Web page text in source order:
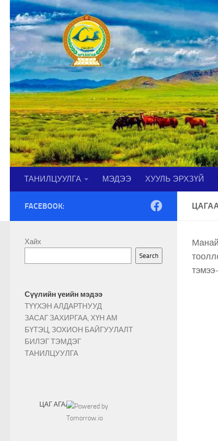
Skip to content
ТАНИЛЦУУЛГА МЭДЭЭ ХУУЛЬ ЭРХЗҮЙ
FACEBOOK:
Хайх
Search
Сүүлийн үеийн мэдээ
ТҮҮХЭН АЛДАРТНУУД
ЗАСАГ ЗАХИРГАА, ХҮН АМ
БҮТЭЦ, ЗОХИОН БАЙГУУЛАЛТ
БИЛЭГ ТЭМДЭГ
ТАНИЛЦУУЛГА
ЦАГ АГААР